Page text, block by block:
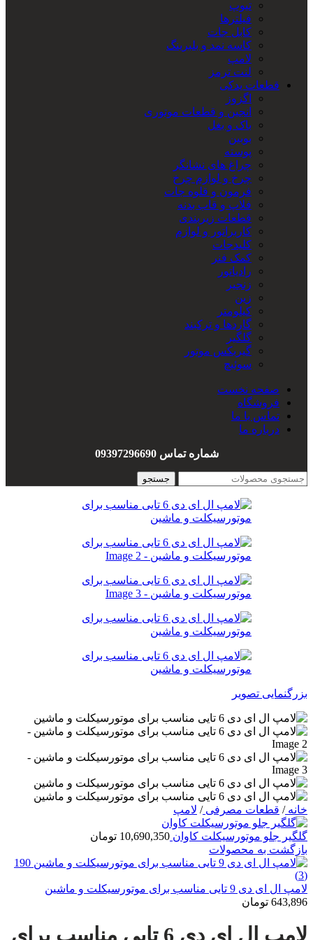
تیوپ
فیلترها
کابل جات
کاسه نمد و بلبرینگ
لامپ
لنت ترمز
قطعات یدکی
اگزوز
انجین و قطعات موتوری
باک و بغل
بوبین
پوسته
چراغ های نشانگر
چرخ و لوازم چرخ
فرمون و قلوه جات
فلاپ و قاب بدنه
قطعات زیربندی
کاربراتور و لوازم
کلیدجات
کمک فنر
رادیاتور
زنجیر
زین
کیلومتر
گاردها و ترکبند
گلگیر
گیربکس موتور
سوئیچ
هندل
واشربندی
صفحه نخست
فروشگاه
تماس با ما
درباره ما
شماره تماس 09397296690
جستجو
بزرگنمایی تصویر
خانه/ قطعات مصرفی/ لامپ
گلگیر جلو موتورسیکلت کاوان 10,690,350 تومان
بازگشت به محصولات
لامپ ال ای دی 9 تایی مناسب برای موتورسیکلت و ماشین
643,896 تومان
لامپ ال ای دی 6 تایی مناسب برای